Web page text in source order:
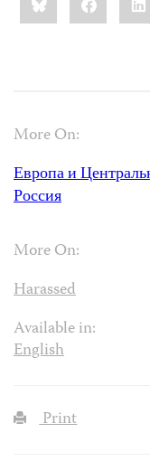
More On:
Европа и
Россия
More On:
Harassed
Available in:
English
Print